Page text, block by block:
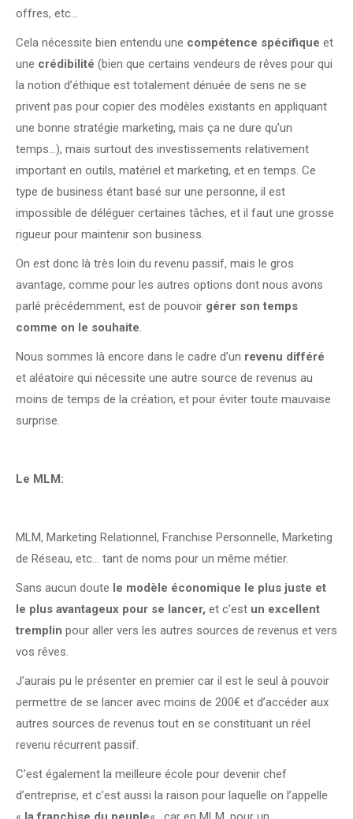
offres, etc…
Cela nécessite bien entendu une compétence spécifique et
une crédibilité (bien que certains vendeurs de rêves pour qui
la notion d’éthique est totalement dénuée de sens ne se
privent pas pour copier des modèles existants en appliquant
une bonne stratégie marketing, mais ça ne dure qu’un
temps…), mais surtout des investissements relativement
important en outils, matériel et marketing, et en temps. Ce
type de business étant basé sur une personne, il est
impossible de déléguer certaines tâches, et il faut une grosse
rigueur pour maintenir son business.
On est donc là très loin du revenu passif, mais le gros
avantage, comme pour les autres options dont nous avons
parlé précédemment, est de pouvoir gérer son temps
comme on le souhaite.
Nous sommes là encore dans le cadre d’un revenu différé
et aléatoire qui nécessite une autre source de revenus au
moins de temps de la création, et pour éviter toute mauvaise
surprise.
Le MLM:
MLM, Marketing Relationnel, Franchise Personnelle, Marketing
de Réseau, etc… tant de noms pour un même métier.
Sans aucun doute le modèle économique le plus juste et
le plus avantageux pour se lancer, et c’est un excellent
tremplin pour aller vers les autres sources de revenus et vers
vos rêves.
J’aurais pu le présenter en premier car il est le seul à pouvoir
permettre de se lancer avec moins de 200€ et d’accéder aux
autres sources de revenus tout en se constituant un réel
revenu récurrent passif.
C’est également la meilleure école pour devenir chef
d’entreprise, et c’est aussi la raison pour laquelle on l’appelle